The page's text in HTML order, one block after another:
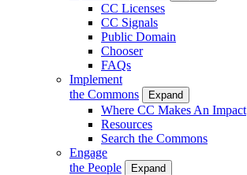
CC Licenses
CC Signals
Public Domain
Chooser
FAQs
Implement
the Commons
Expand
Where CC Makes An Impact
Resources
Search the Commons
Engage
the People
Expand